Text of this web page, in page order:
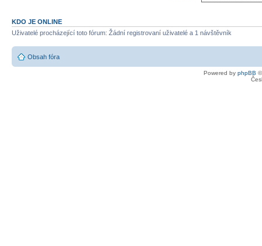
KDO JE ONLINE
Uživatelé procházející toto fórum: Žádní registrovaní uživatelé a 1 návštěvník
Obsah fóra
Powered by phpBB